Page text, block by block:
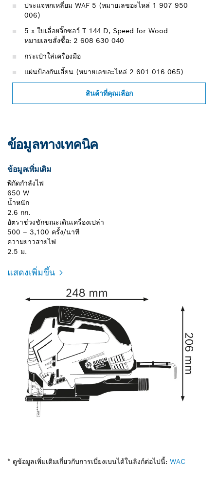
ประแจหกเหลี่ยม WAF 5 (หมายเลขอะไหล่ 1 907 950
006)
5 x ใบเลื่อยจิ๊กซอว์ T 144 D, Speed for Wood
หมายเลขสั่งซื้อ: 2 608 630 040
กระเป๋าใส่เครื่องมือ
แผ่นป้องกันเสี้ยน (หมายเลขอะไหล่ 2 601 016 065)
สินค้าที่คุณเลือก
ข้อมูลทางเทคนิค
ข้อมูลเพิ่มเติม
พิกัดกำลังไฟ
650 W
น้ำหนัก
2.6 กก.
อัตราช่วงชักขณะเดินเครื่องเปล่า
500 – 3,100 ครั้ง/นาที
ความยาวสายไฟ
2.5 ม.
แสดงเพิ่มขึ้น
* ดูข้อมูลเพิ่มเติมเกี่ยวกับการเบี่ยงเบนได้ในลิงก์ต่อไปนี้: WAC